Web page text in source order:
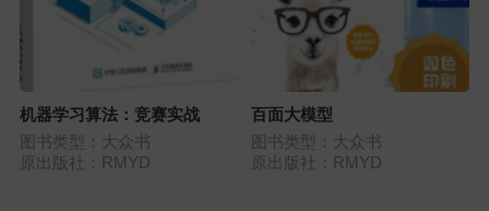
机器学习算法：竞赛实战
图书类型：大众书
原出版社：RMYD
百面大模型
图书类型：大众书
原出版社：RMYD